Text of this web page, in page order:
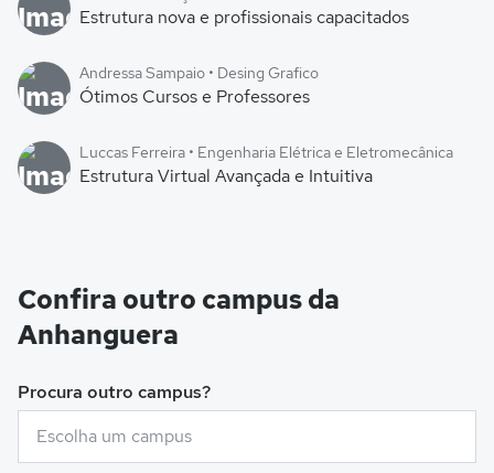
Estrutura nova e profissionais capacitados
Andressa Sampaio • Desing Grafico
Ótimos Cursos e Professores
Luccas Ferreira • Engenharia Elétrica e Eletromecânica
Estrutura Virtual Avançada e Intuitiva
Confira outro campus da
Anhanguera
Procura outro campus?